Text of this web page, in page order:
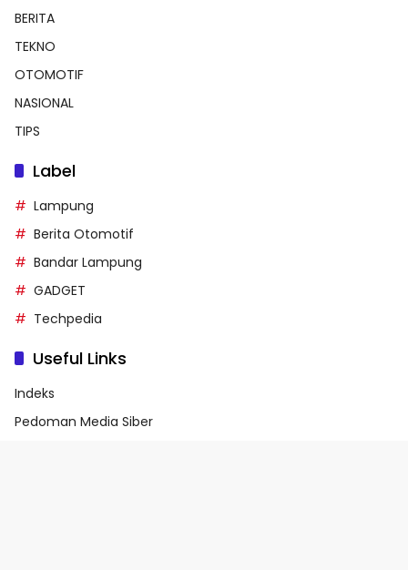
BERITA
TEKNO
OTOMOTIF
NASIONAL
TIPS
Label
Lampung
Berita Otomotif
Bandar Lampung
GADGET
Techpedia
Useful Links
Indeks
Pedoman Media Siber